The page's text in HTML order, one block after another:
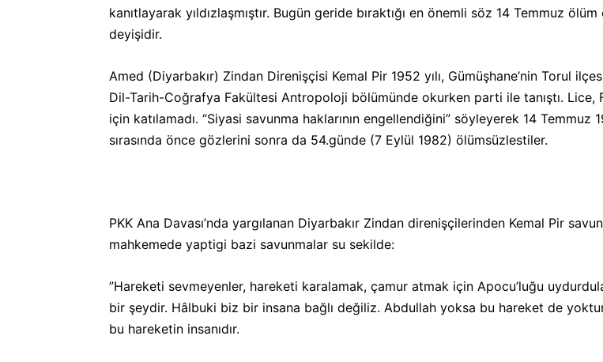
kanıtlayarak yıldızlaşmıştır. Bugün geride bıraktığı en önemli söz 14 Temmuz
deyişidir.
Amed (Diyarbakır) Zindan Direnişçisi Kemal Pir 1952 yılı, Gümüşhane’nin Torul
Dil-Tarih-Coğrafya Fakültesi Antropoloji bölümünde okurken parti ile tanıştı.
için katılamadı. “Siyasi savunma haklarının engellendiğini” söyleyerek 14
sırasında önce gözlerini sonra da 54.günde (7 Eylül 1982) ölümsüzlestiler.
PKK Ana Davası’nda yargılanan Diyarbakır Zindan direnişçilerinden Kemal Pir
mahkemede yaptigi bazi savunmalar su sekilde:
”Hareketi sevmeyenler, hareketi karalamak, çamur atmak için Apocu’luğu
bir şeydir. Hâlbuki biz bir insana bağlı değiliz. Abdullah yoksa bu hareket de
bu hareketin insanıdır.